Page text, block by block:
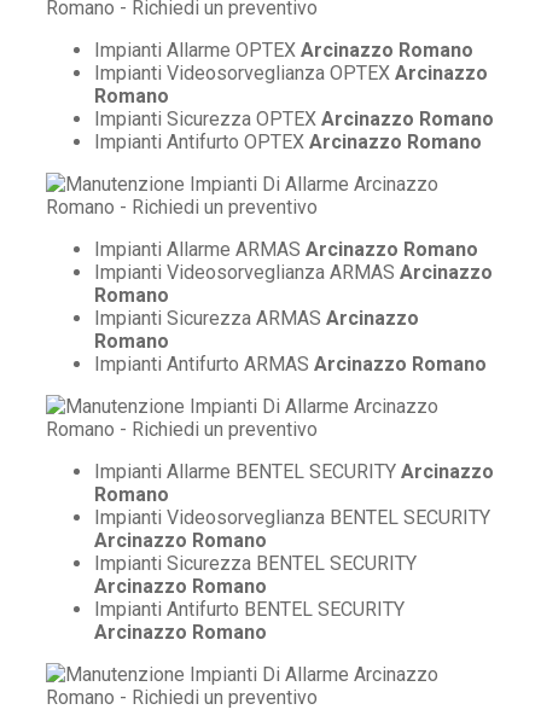
Impianti Allarme OPTEX Arcinazzo Romano
Impianti Videosorveglianza OPTEX Arcinazzo
Romano
Impianti Sicurezza OPTEX Arcinazzo Romano
Impianti Antifurto OPTEX Arcinazzo Romano
Impianti Allarme ARMAS Arcinazzo Romano
Impianti Videosorveglianza ARMAS Arcinazzo
Romano
Impianti Sicurezza ARMAS Arcinazzo
Romano
Impianti Antifurto ARMAS Arcinazzo Romano
Impianti Allarme BENTEL SECURITY Arcinazzo
Romano
Impianti Videosorveglianza BENTEL SECURITY
Arcinazzo Romano
Impianti Sicurezza BENTEL SECURITY
Arcinazzo Romano
Impianti Antifurto BENTEL SECURITY
Arcinazzo Romano